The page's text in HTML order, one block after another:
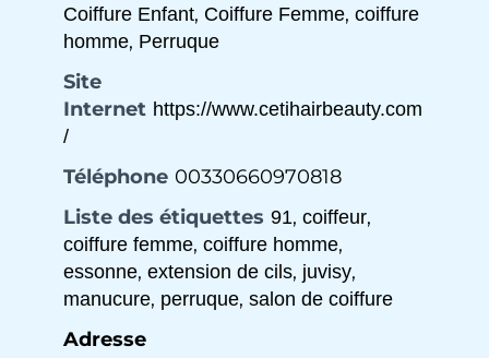
Coiffure Enfant, Coiffure Femme, coiffure
homme, Perruque
Site
Internet https://www.cetihairbeauty.com
/
Téléphone 00330660970818
Liste des étiquettes 91, coiffeur,
coiffure femme, coiffure homme,
essonne, extension de cils, juvisy,
manucure, perruque, salon de coiffure
Adresse